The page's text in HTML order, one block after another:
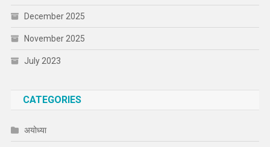
December 2025
November 2025
July 2023
CATEGORIES
अयोध्या